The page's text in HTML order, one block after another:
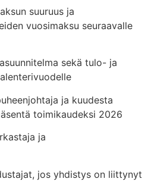
suuruus ja
vuosimaksu seuraavalle
sekä tulo- ja
ja kuudesta
toimikaudeksi 2026
ja
jos yhdistys on liittynyt